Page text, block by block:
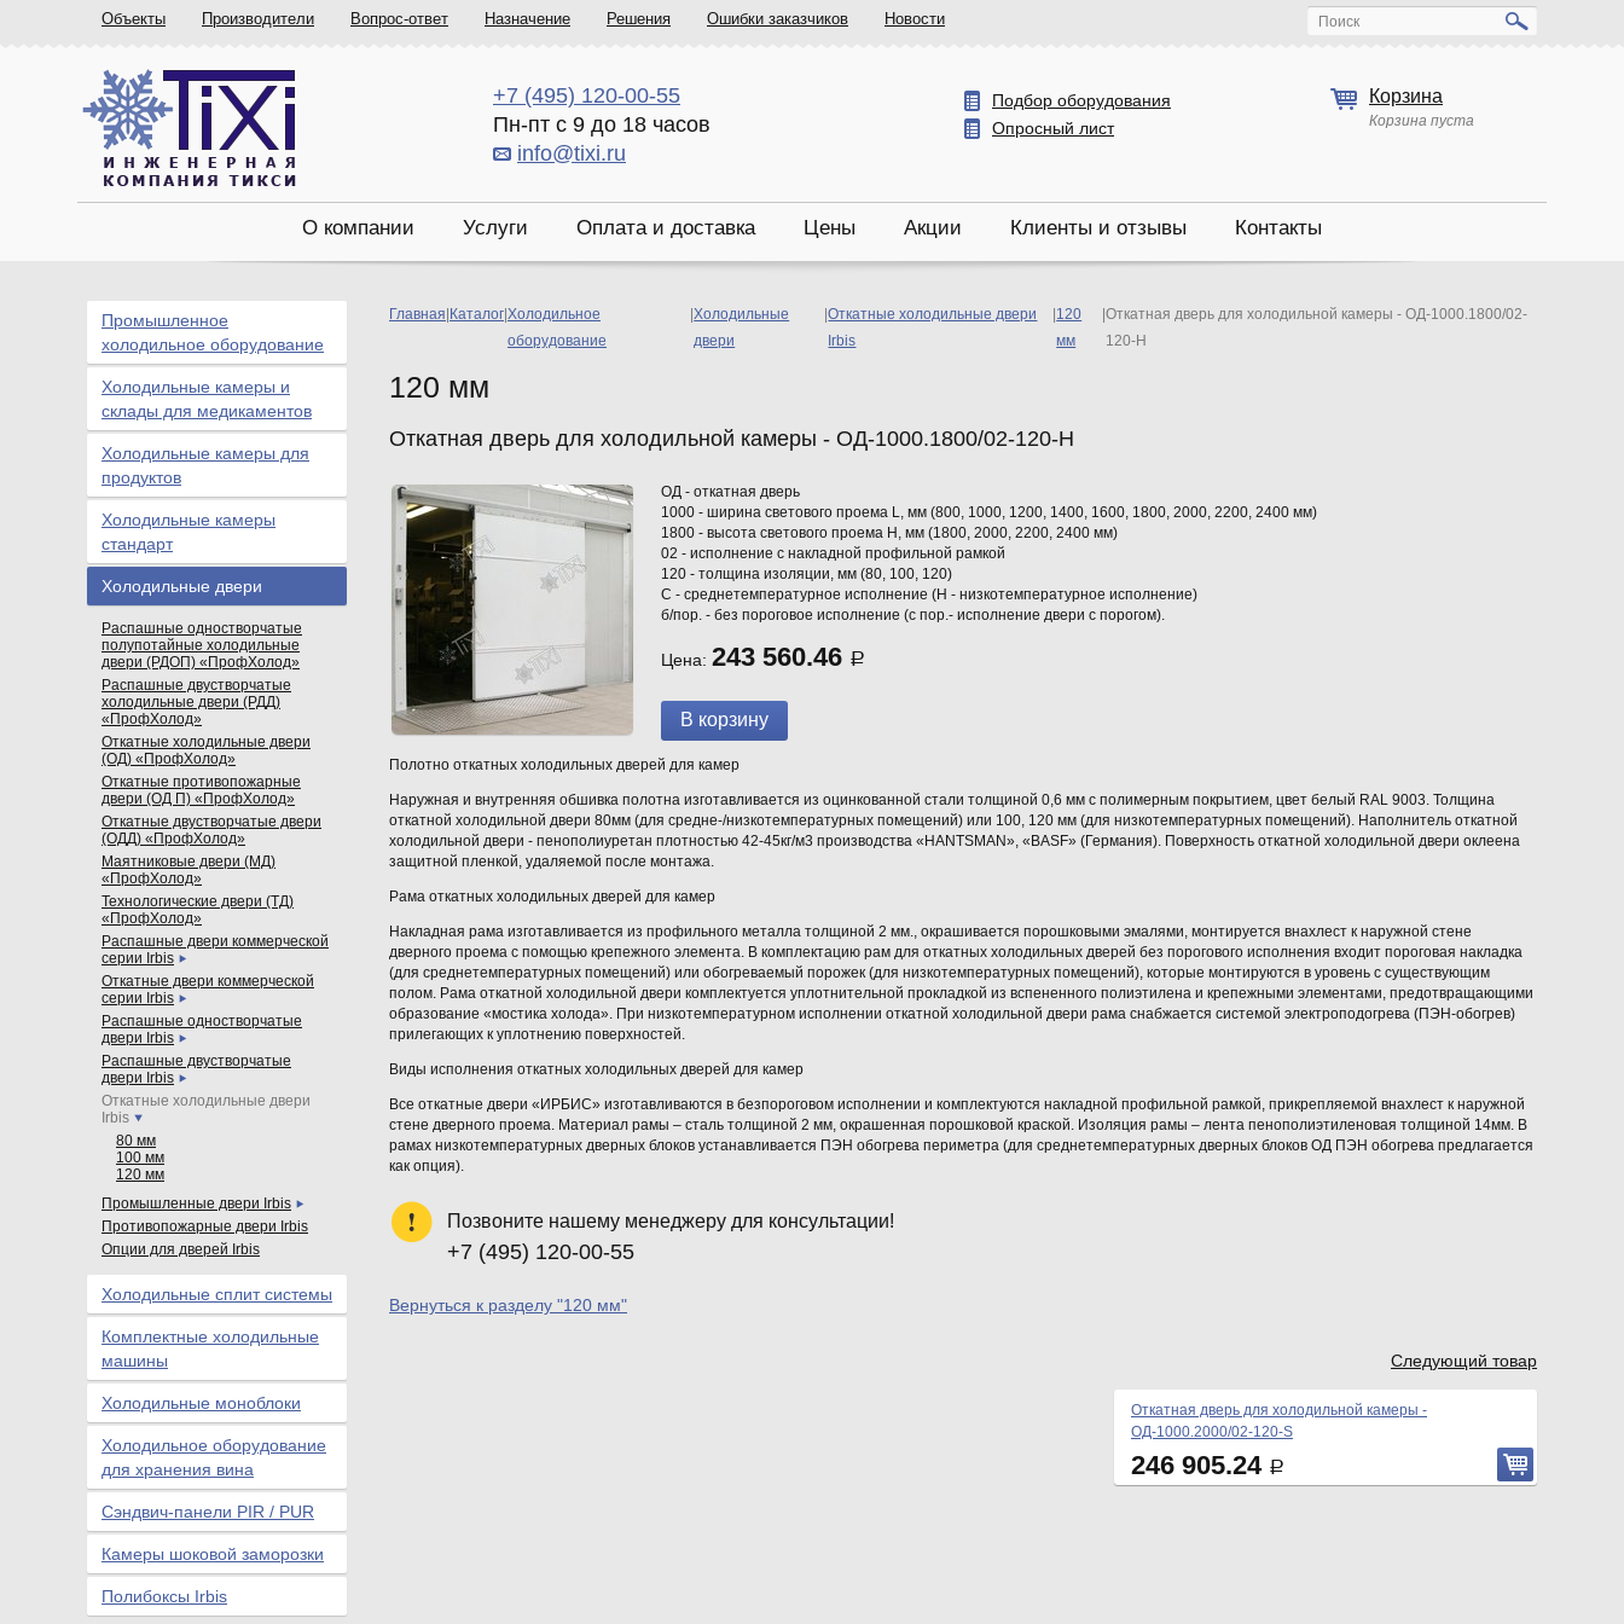
Объекты Производители Вопрос-ответ Назначение Решения Ошибки заказчиков Новости Поиск
+7 (495) 120-00-55
Пн-пт с 9 до 18 часов
info@tixi.ru
Подбор оборудования
Опросный лист
Корзина
Корзина пуста
О компании Услуги Оплата и доставка Цены Акции Клиенты и отзывы Контакты
Главная Каталог Холодильное
оборудование
|Холодильные
двери
|Откатные холодильные двери
Irbis
120
мм
Откатная дверь для холодильной камеры - ОД-1000.1800/02-
120-Н
120 мм
Откатная дверь для холодильной камеры - ОД-1000.1800/02-120-Н
ОД - откатная дверь
1000 - ширина светового проема L, мм (800, 1000, 1200, 1400, 1600, 1800, 2000, 2200, 2400 мм)
1800 - высота светового проема Н, мм (1800, 2000, 2200, 2400 мм)
02 - исполнение с накладной профильной рамкой
120 - толщина изоляции, мм (80, 100, 120)
С - среднетемпературное исполнение (Н - низкотемпературное исполнение)
б/пор. - без пороговое исполнение (с пор.- исполнение двери с порогом).
Цена: 243 560.46 Р
Полотно откатных холодильных дверей для камер
Наружная и внутренняя обшивка полотна изготавливается из оцинкованной стали толщиной 0,6 мм с полимерным покрытием, цвет белый RAL 9003. Толщина
откатной холодильной двери 80мм (для средне-/низкотемпературных помещений) или 100, 120 мм (для низкотемпературных помещений). Наполнитель откатной
холодильной двери - пенополиуретан плотностью 42-45кг/м3 производства «HANTSMAN», «BASF» (Германия). Поверхность откатной холодильной двери оклеена
защитной пленкой, удаляемой после монтажа.
Рама откатных холодильных дверей для камер
Накладная рама изготавливается из профильного металла толщиной 2 мм., окрашивается порошковыми эмалями, монтируется внахлест к наружной стене
дверного проема с помощью крепежного элемента. В комплектацию рам для откатных холодильных дверей без порогового исполнения входит пороговая накладка
(для среднетемпературных помещений) или обогреваемый порожек (для низкотемпературных помещений), которые монтируются в уровень с существующим
полом. Рама откатной холодильной двери комплектуется уплотнительной прокладкой из вспененного полиэтилена и крепежными элементами, предотвращающими
образование «мостика холода». При низкотемпературном исполнении откатной холодильной двери рама снабжается системой электроподогрева (ПЭН-обогрев)
прилегающих к уплотнению поверхностей.
Виды исполнения откатных холодильных дверей для камер
Все откатные двери «ИРБИС» изготавливаются в безпороговом исполнении и комплектуются накладной профильной рамкой, прикрепляемой внахлест к наружной
стене дверного проема. Материал рамы – сталь толщиной 2 мм, окрашенная порошковой краской. Изоляция рамы – лента пенополиэтиленовая толщиной 14мм. В
рамах низкотемпературных дверных блоков устанавливается ПЭН обогрева периметра (для среднетемпературных дверных блоков ОД ПЭН обогрева предлагается
как опция).
Позвоните нашему менеджеру для консультации!
+7 (495) 120-00-55
Вернуться к разделу "120 мм"
Следующий товар
Откатная дверь для холодильной камеры -
ОД-1000.2000/02-120-S
246 905.24 Р
Промышленное
холодильное оборудование
Холодильные камеры и
склады для медикаментов
Холодильные камеры для
продуктов
Холодильные камеры
стандарт
Холодильные двери
Распашные одностворчатые
полупотайные холодильные
двери (РДОП) «ПрофХолод»
Распашные двустворчатые
холодильные двери (РДД)
«ПрофХолод»
Откатные холодильные двери
(ОД) «ПрофХолод»
Откатные противопожарные
двери (ОД П) «ПрофХолод»
Откатные двустворчатые двери
(ОДД) «ПрофХолод»
Маятниковые двери (МД)
«ПрофХолод»
Технологические двери (ТД)
«ПрофХолод»
Распашные двери коммерческой
серии Irbis
Откатные двери коммерческой
серии Irbis
Распашные одностворчатые
двери Irbis
Распашные двустворчатые
двери Irbis
Откатные холодильные двери
Irbis
80 мм
100 мм
120 мм
Промышленные двери Irbis
Противопожарные двери Irbis
Опции для дверей Irbis
Холодильные сплит системы
Комплектные холодильные
машины
Холодильные моноблоки
Холодильное оборудование
для хранения вина
Сэндвич-панели PIR / PUR
Камеры шоковой заморозки
Полибоксы Irbis